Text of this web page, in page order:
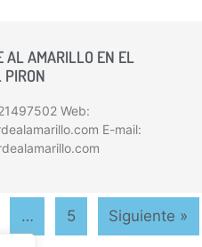
AL AMARILLO EN EL
PIRON
Web:
E-mail:
… 5 Siguiente »